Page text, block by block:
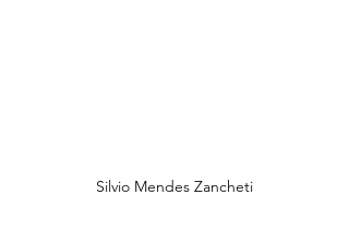
Silvio Mendes Zancheti